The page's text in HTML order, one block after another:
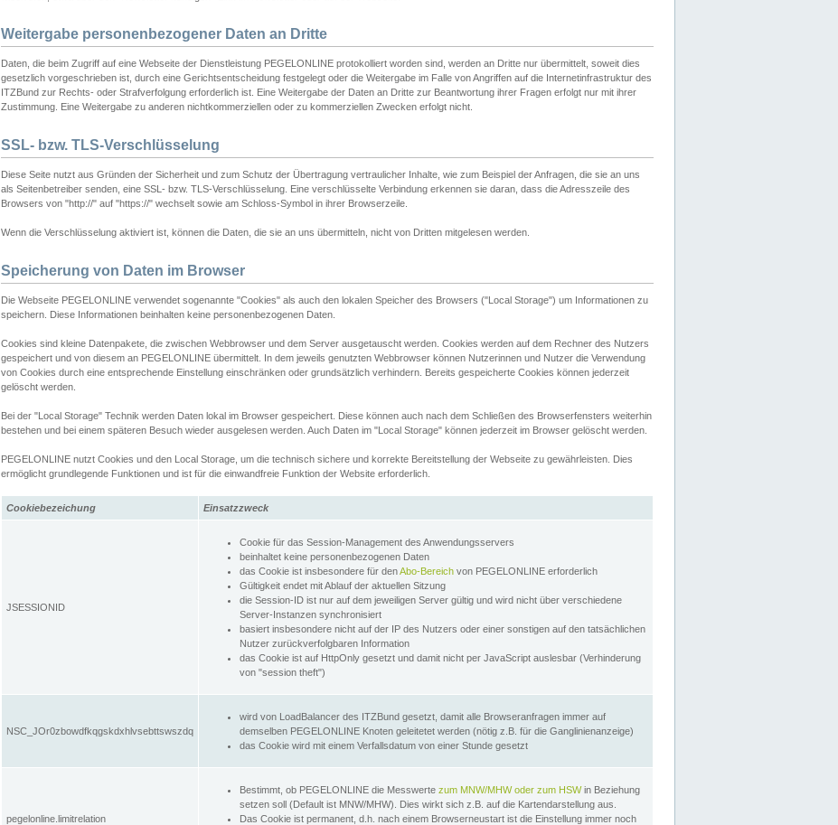
Weitergabe personenbezogener Daten an Dritte
Daten, die beim Zugriff auf eine Webseite der Dienstleistung PEGELONLINE protokolliert worden sind, werden an Dritte nur übermittelt, soweit dies
gesetzlich vorgeschrieben ist, durch eine Gerichtsentscheidung festgelegt oder die Weitergabe im Falle von Angriffen auf die Internetinfrastruktur des
ITZBund zur Rechts- oder Strafverfolgung erforderlich ist. Eine Weitergabe der Daten an Dritte zur Beantwortung ihrer Fragen erfolgt nur mit ihrer
Zustimmung. Eine Weitergabe zu anderen nichtkommerziellen oder zu kommerziellen Zwecken erfolgt nicht.
SSL- bzw. TLS-Verschlüsselung
Diese Seite nutzt aus Gründen der Sicherheit und zum Schutz der Übertragung vertraulicher Inhalte, wie zum Beispiel der Anfragen, die sie an uns
als Seitenbetreiber senden, eine SSL- bzw. TLS-Verschlüsselung. Eine verschlüsselte Verbindung erkennen sie daran, dass die Adresszeile des
Browsers von "http://" auf "https://" wechselt sowie am Schloss-Symbol in ihrer Browserzeile.
Wenn die Verschlüsselung aktiviert ist, können die Daten, die sie an uns übermitteln, nicht von Dritten mitgelesen werden.
Speicherung von Daten im Browser
Die Webseite PEGELONLINE verwendet sogenannte "Cookies" als auch den lokalen Speicher des Browsers ("Local Storage") um Informationen zu
speichern. Diese Informationen beinhalten keine personenbezogenen Daten.
Cookies sind kleine Datenpakete, die zwischen Webbrowser und dem Server ausgetauscht werden. Cookies werden auf dem Rechner des Nutzers
gespeichert und von diesem an PEGELONLINE übermittelt. In dem jeweils genutzten Webbrowser können Nutzerinnen und Nutzer die Verwendung
von Cookies durch eine entsprechende Einstellung einschränken oder grundsätzlich verhindern. Bereits gespeicherte Cookies können jederzeit
gelöscht werden.
Bei der "Local Storage" Technik werden Daten lokal im Browser gespeichert. Diese können auch nach dem Schließen des Browserfensters weiterhin
bestehen und bei einem späteren Besuch wieder ausgelesen werden. Auch Daten im "Local Storage" können jederzeit im Browser gelöscht werden.
PEGELONLINE nutzt Cookies und den Local Storage, um die technisch sichere und korrekte Bereitstellung der Webseite zu gewährleisten. Dies
ermöglicht grundlegende Funktionen und ist für die einwandfreie Funktion der Website erforderlich.
Cookiebezeichung Einsatzzweck
JSESSIONID
Cookie für das Session-Management des Anwendungsservers
beinhaltet keine personenbezogenen Daten
das Cookie ist insbesondere für denAbo-Bereich von PEGELONLINE erforderlich
Gültigkeit endet mit Ablauf der aktuellen Sitzung
die Session-ID ist nur auf dem jeweiligen Server gültig und wird nicht über verschiedene
Server-Instanzen synchronisiert
basiert insbesondere nicht auf der IP des Nutzers oder einer sonstigen auf den tatsächlichen
Nutzer zurückverfolgbaren Information
das Cookie ist auf HttpOnly gesetzt und damit nicht per JavaScript auslesbar (Verhinderung
von "session theft")
NSC_JOr0zbowdfkqgskdxhlvsebttswszdq
wird von LoadBalancer des ITZBund gesetzt, damit alle Browseranfragen immer auf
demselben PEGELONLINE Knoten geleitetet werden (nötig z.B. für die Ganglinienanzeige)
das Cookie wird mit einem Verfallsdatum von einer Stunde gesetzt
pegelonline.limitrelation
Bestimmt, ob PEGELONLINE die Messwerte zum MNW/MHW oder zum HSWin Beziehung
setzen soll (Default ist MNW/MHW). Dies wirkt sich z.B. auf die Kartendarstellung aus.
Das Cookie ist permanent, d.h. nach einem Browserneustart ist die Einstellung immer noch